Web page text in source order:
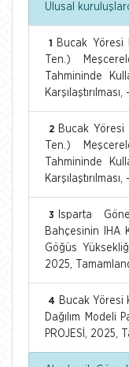
Ulusal
1
Bucak Yöresi
Ten.)
Tahmininde
2 Bucak Yöresi
Ten.)
Tahmininde
3
Isparta
Bahçesinin IHA
Göğüs
2025,
4
Bucak Yöresi
Dağılım Modeli
PROJESİ, 2025,